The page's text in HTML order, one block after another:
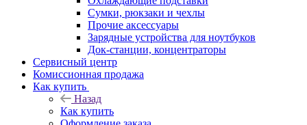
Сумки, рюкзаки и чехлы
Прочие аксессуары
Зарядные устройства для ноутбуков
Док-станции, концентраторы
Сервисный центр
Комиссионная продажа
Как купить
Назад
Как купить